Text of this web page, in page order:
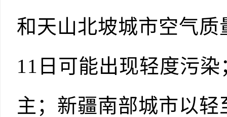
和天山北坡城市空气
11日可能出现轻度污
主；新疆南部城市以